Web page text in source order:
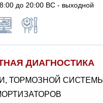
до 20:00 ВС - выходной
ДИАГНОСТИКА
ТОРМОЗНОЙ СИСТЕМЫ